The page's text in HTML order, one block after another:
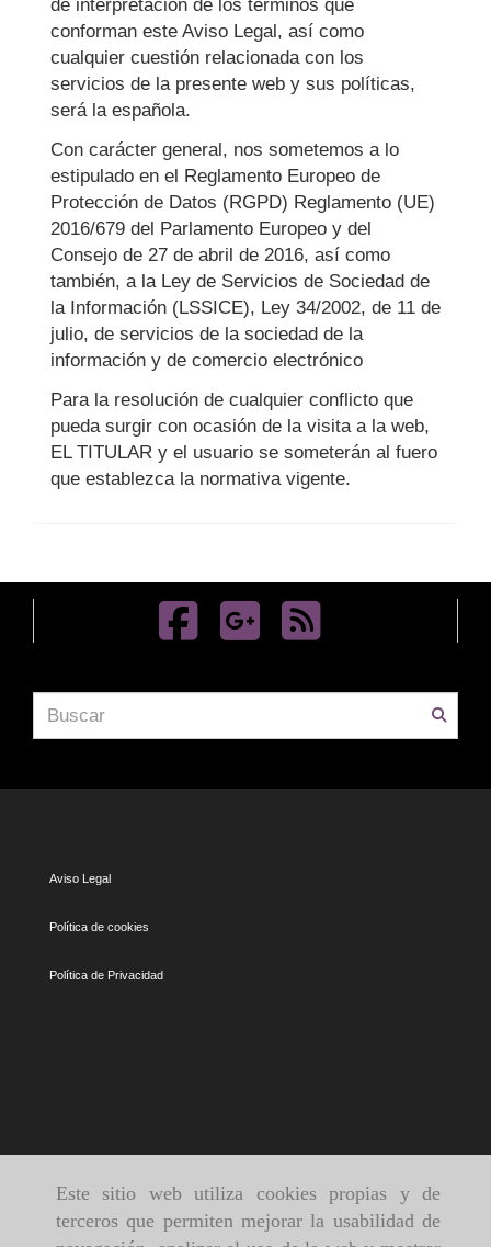
Este sitio web utiliza cookies propias y de
terceros que permiten mejorar la usabilidad de
de interpretación de los términos que
conforman este Aviso Legal, así como
cualquier cuestión relacionada con los
servicios de la presente web y sus políticas,
será la española.
Con carácter general, nos sometemos a lo
estipulado en el Reglamento Europeo de
Protección de Datos (RGPD) Reglamento (UE)
2016/679 del Parlamento Europeo y del
Consejo de 27 de abril de 2016, así como
también, a la Ley de Servicios de Sociedad de
la Información (LSSICE), Ley 34/2002, de 11 de
julio, de servicios de la sociedad de la
información y de comercio electrónico
Para la resolución de cualquier conflicto que
pueda surgir con ocasión de la visita a la web,
EL TITULAR y el usuario se someterán al fuero
que establezca la normativa vigente.
Aviso Legal
Política de cookies
Política de Privacidad